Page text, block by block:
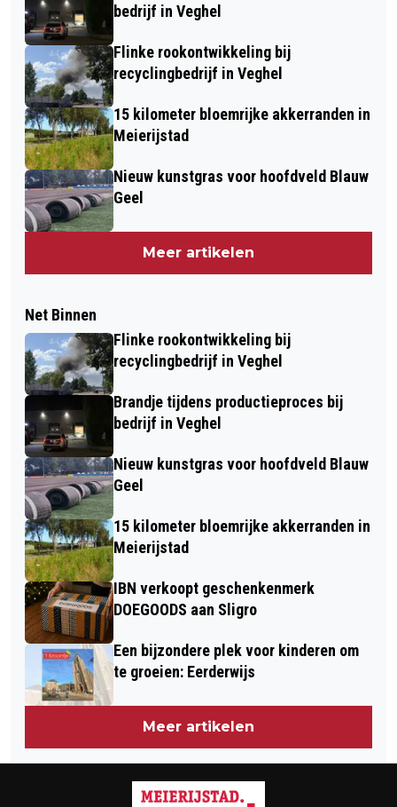
bedrijf in Veghel
Flinke rookontwikkeling bij
recyclingbedrijf in Veghel
15 kilometer bloemrijke akkerranden in
Meierijstad
Nieuw kunstgras voor hoofdveld Blauw
Geel
Meer artikelen
Net Binnen
Flinke rookontwikkeling bij
recyclingbedrijf in Veghel
Brandje tijdens productieproces bij
bedrijf in Veghel
Nieuw kunstgras voor hoofdveld Blauw
Geel
15 kilometer bloemrijke akkerranden in
Meierijstad
IBN verkoopt geschenkenmerk
DOEGOODS aan Sligro
Een bijzondere plek voor kinderen om
te groeien: Eerderwijs
Meer artikelen